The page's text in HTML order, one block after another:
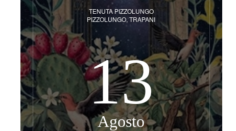
TENUTA PIZZOLUNGO
PIZZOLUNGO, TRAPANI
13
Agosto